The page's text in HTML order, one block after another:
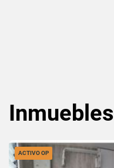
Inmuebles
ACTIVO OP